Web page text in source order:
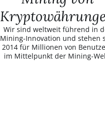
Wir sind weltweit führend in
Mining-Innovation und stehen
2014 für Millionen von
im Mittelpunkt der Mining-